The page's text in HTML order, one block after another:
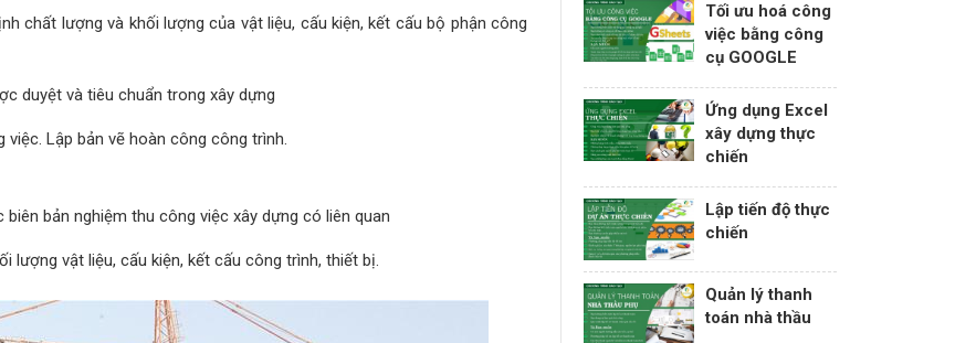
chất lượng và khối lượng của vật liệu, cấu kiện, kết cấu bộ phận công
duyệt và tiêu chuẩn trong xây dựng
Lập bản vẽ hoàn công công trình.
bản nghiệm thu công việc xây dựng có liên quan
lượng vật liệu, cấu kiện, kết cấu công trình, thiết bị.
Tối ưu hoá công
việc bằng công
cụ GOOGLE
Ứng dụng Excel
xây dựng thực
chiến
Lập tiến độ thực
chiến
Quản lý thanh
toán nhà thầu